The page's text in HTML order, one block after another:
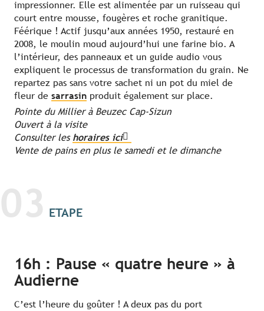
impressionner. Elle est alimentée par un ruisseau qui
court entre mousse, fougères et roche granitique.
Féérique ! Actif jusqu’aux années 1950, restauré en
2008, le moulin moud aujourd’hui une farine bio. A
l’intérieur, des panneaux et un guide audio vous
expliquent le processus de transformation du grain. Ne
repartez pas sans votre sachet ni un pot du miel de
fleur de sarrasin produit également sur place.
Pointe du Millier à Beuzec Cap-Sizun
Ouvert à la visite
Consulter les horaires ici
Vente de pains en plus le samedi et le dimanche
03 ETAPE
16h : Pause « quatre heure » à
Audierne
C’est l’heure du goûter ! A deux pas du port